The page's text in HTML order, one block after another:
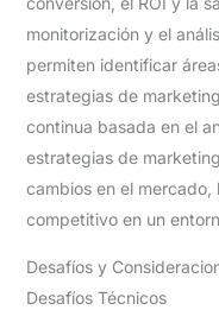
monitorización y el
permiten identificar
estrategias de
continua basada en el
estrategias de
cambios en el mercado,
competitivo en un
Desafíos y
Desafíos Técnicos